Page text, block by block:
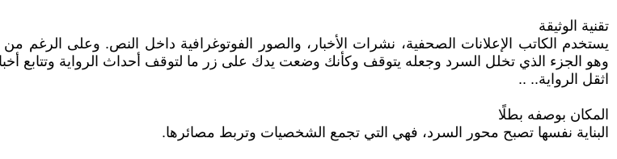
تقنية الوثيقة
يستخدم الكاتب الإعلانات الصحفية، نشرات الأخبار، والصور الفوتوغرافية داخل النص. وعلى الرغم
وهو الجزء الذي تخلل السرد وجعله يتوقف وكأنك وضعت يدك على زر ما لتوقف أحداث الرواية وتتابع أخبار
اثقل الرواية.. ..
المكان بوصفه بطلًا
البناية نفسها تصبح محور السرد، فهي التي تجمع الشخصيات وتربط مصائرها.